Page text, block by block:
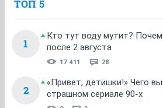
ТОП 5
1
Кто тут воду мутит?
после 2 августа
17 411 28
2
«Привет, детишки!» Чего
страшном сериале 90-х